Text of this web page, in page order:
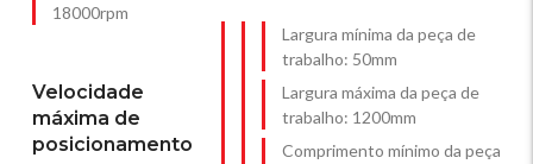
18000rpm
Velocidade
máxima de
posicionamento
Largura mínima da peça de
trabalho: 50mm
Largura máxima da peça de
trabalho: 1200mm
Comprimento mínimo da peça